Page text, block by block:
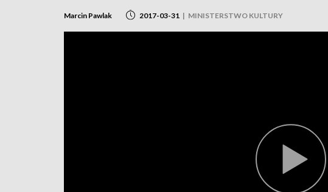
Marcin Pawlak 2017-03-31 | MINISTERSTWO KULTURY